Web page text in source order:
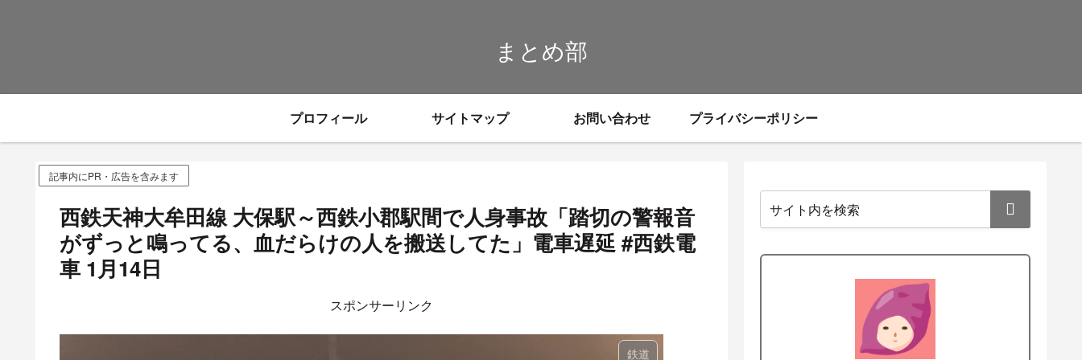
まとめ部
プロフィール サイトマップ お問い合わせ プライバシーポリシー
記事内にPR・広告を含みます
西鉄天神大牟田線 大保駅～西鉄小郡駅間で人身事故「踏切の警報音
がずっと鳴ってる、血だらけの人を搬送してた」電車遅延 #西鉄電
車 1月14日
スポンサーリンク